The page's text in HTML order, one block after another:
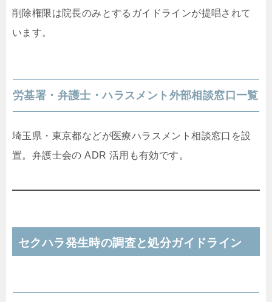
削除権限は院長のみとするガイドラインが提唱されて
います。
労基署・弁護士・ハラスメント外部相談窓口一覧
埼玉県・東京都などが医療ハラスメント相談窓口を設
置。弁護士会の ADR 活用も有効です。
セクハラ発生時の調査と処分ガイドライン